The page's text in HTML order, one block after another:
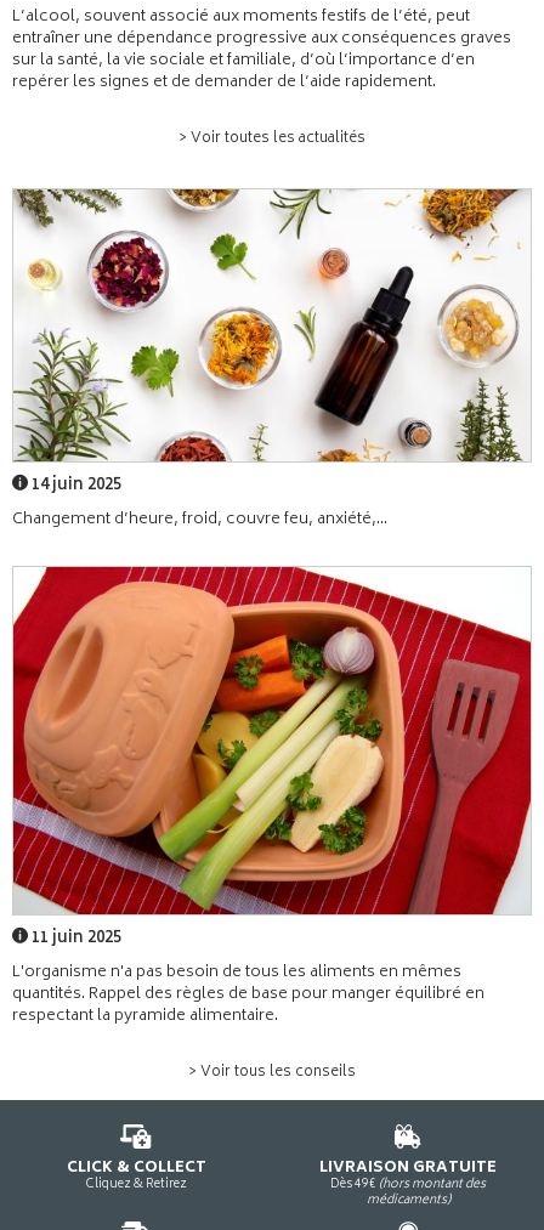
L’alcool, souvent associé aux moments festifs de l’été, peut
entraîner une dépendance progressive aux conséquences graves
sur la santé, la vie sociale et familiale, d’où l’importance d’en
repérer les signes et de demander de l’aide rapidement.
> Voir toutes les actualités
14 juin 2025
Changement d’heure, froid, couvre feu, anxiété,...
11 juin 2025
L'organisme n'a pas besoin de tous les aliments en mêmes
quantités. Rappel des règles de base pour manger équilibré en
respectant la pyramide alimentaire.
> Voir tous les conseils
CLICK & COLLECT
Cliquez & Retirez
LIVRAISON GRATUITE
Dès 49€ (hors montant des
médicaments)